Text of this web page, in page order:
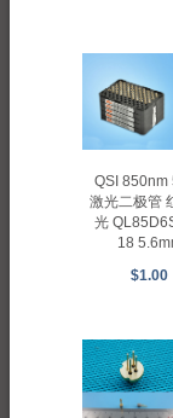
QSI 850nm
激光二极管
光
18
$1.00